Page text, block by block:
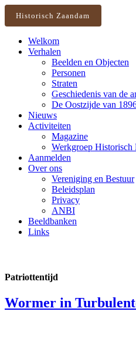
Historisch Zaandam
Welkom
Verhalen
Beelden en Objecten
Personen
Straten
Geschiedenis van de
De Oostzijde van
Nieuws
Activiteiten
Magazine
Werkgroep
Aanmelden
Over ons
Vereniging en Bestuur
Beleidsplan
Privacy
ANBI
Beeldbanken
Links
Patriottentijd
Wormer in